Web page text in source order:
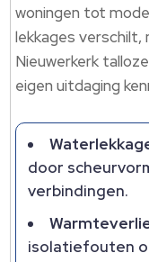
woningen tot
lekkages verschilt,
Nieuwerkerk
eigen uitdaging
door
verbindingen.​
isolatiefouten